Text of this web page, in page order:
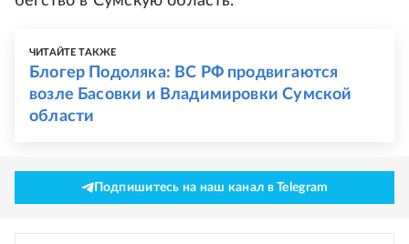
ЧИТАЙТЕ ТАКЖЕ
Блогер Подоляка: ВС РФ продвигаются
возле Басовки и Владимировки Сумской
области
Подпишитесь на наш канал в Telegram